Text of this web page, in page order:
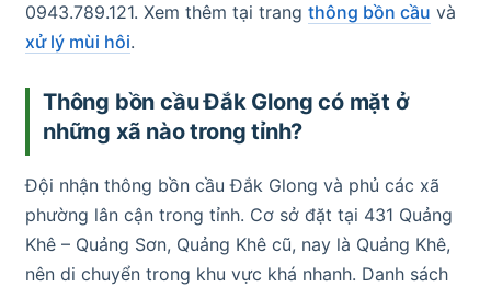
0943.789.121. Xem thêm tại trang thông bồn cầu và
xử lý mùi hôi.
Thông bồn cầu Đắk Glong có mặt ở
những xã nào trong tỉnh?
Đội nhận thông bồn cầu Đắk Glong và phủ các xã
phường lân cận trong tỉnh. Cơ sở đặt tại 431 Quảng
Khê – Quảng Sơn, Quảng Khê cũ, nay là Quảng Khê,
nên di chuyển trong khu vực khá nhanh. Danh sách